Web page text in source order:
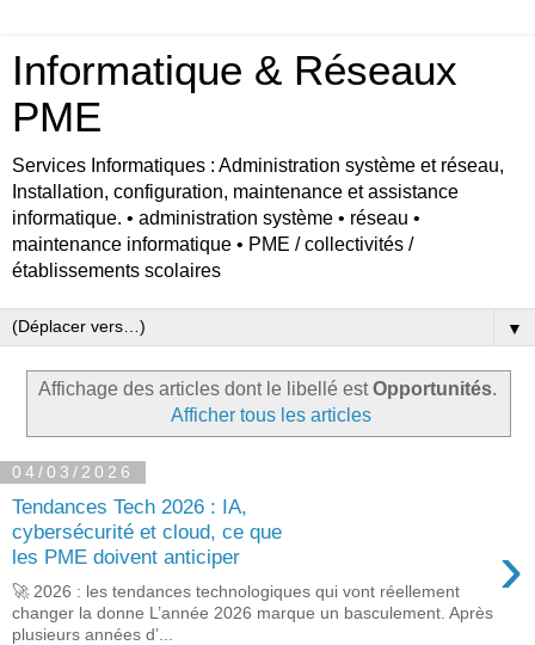
Informatique & Réseaux
PME
Services Informatiques : Administration système et réseau,
Installation, configuration, maintenance et assistance
informatique. • administration système • réseau •
maintenance informatique • PME / collectivités /
établissements scolaires
▼
Affichage des articles dont le libellé estOpportunités.
Afficher tous les articles
04/03/2026
Tendances Tech 2026 : IA,
cybersécurité et cloud, ce que
les PME doivent anticiper
›
🚀 2026 : les tendances technologiques qui vont réellement
changer la donne L’année 2026 marque un basculement. Après
plusieurs années d’...